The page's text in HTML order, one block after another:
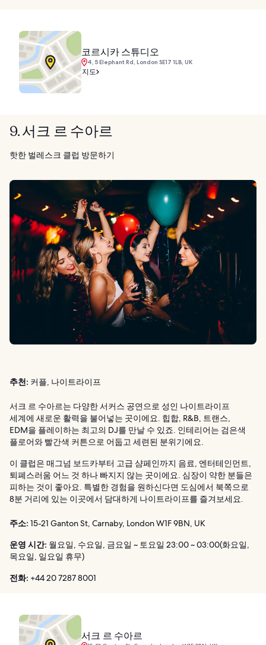
코르시카 스튜디오
4, 5 Elephant Rd, London SE17 1LB, UK
지도
9. 서크 르 수아르
핫한 벌레스크 클럽 방문하기
추천: 커플, 나이트라이프
서크 르 수아르는 다양한 서커스 공연으로 성인 나이트라이프
세계에 새로운 활력을 불어넣는 곳이에요. 힙합, R&B, 트랜스,
EDM을 플레이하는 최고의 DJ를 만날 수 있죠. 인테리어는 검은색
플로어와 빨간색 커튼으로 어둡고 세련된 분위기에요.
이 클럽은 매그넘 보드카부터 고급 샴페인까지 음료, 엔터테인먼트,
퇴폐스러움 어느 것 하나 빠지지 않는 곳이에요. 심장이 약한 분들은
피하는 것이 좋아요. 특별한 경험을 원하신다면 도심에서 북쪽으로
8분 거리에 있는 이곳에서 담대하게 나이트라이프를 즐겨보세요.
주소: 15-21 Ganton St, Carnaby, London W1F 9BN, UK
운영 시간: 월요일, 수요일, 금요일 ~ 토요일 23:00 ~ 03:00(화요일,
목요일, 일요일 휴무)
전화: +44 20 7287 8001
서크 르 수아르